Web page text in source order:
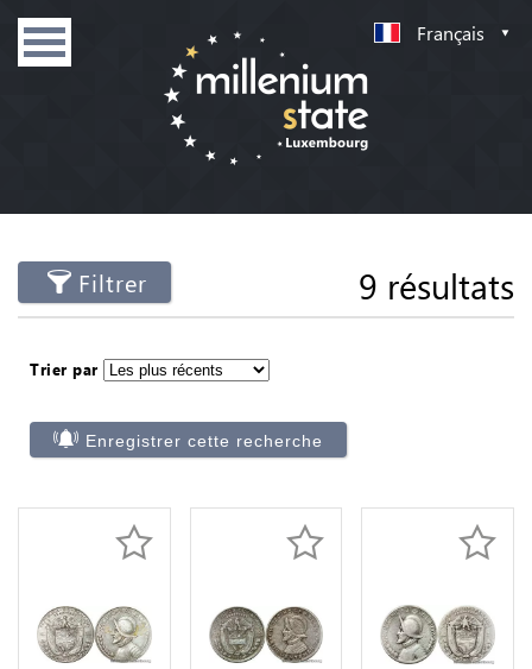
Français
Filtrer 9 résultats
Trier par
Enregistrer cette recherche